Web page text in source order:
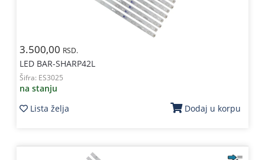
3.500,00 RSD.
LED BAR-SHARP42L
Šifra: ES3025
na stanju
Lista želja
Dodaj u korpu